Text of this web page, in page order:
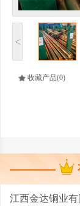
<
收藏产品(0)
江西金达铜业有